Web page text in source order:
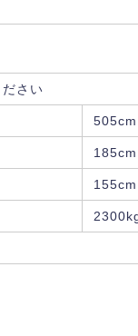
さい
505cm
185cm
155cm